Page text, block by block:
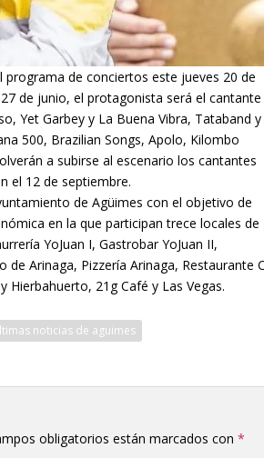
programa de conciertos este jueves 20 de
de junio, el protagonista será el cantante
Yet Garbey y La Buena Vibra, Tataband y
500, Brazilian Songs, Apolo, Kilombo
a subirse al escenario los cantantes
el 12 de septiembre.
de Agüimes con el objetivo de
en la que participan trece locales de
YoJuan I, Gastrobar YoJuan II,
Arinaga, Pizzería Arinaga, Restaurante
Hierbahuerto, 21g Café y Las Vegas.
noticias de aguimes
obligatorios están marcados con *